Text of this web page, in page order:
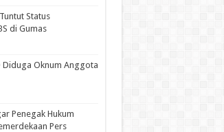
Status
di Gumas
Diduga Oknum Anggota
Penegak Hukum
Pers